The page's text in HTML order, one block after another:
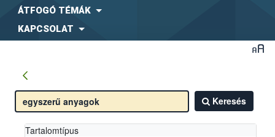
ÁTFOGÓ TÉMÁK
KAPCSOLAT
Keresés
Tartalomtípus